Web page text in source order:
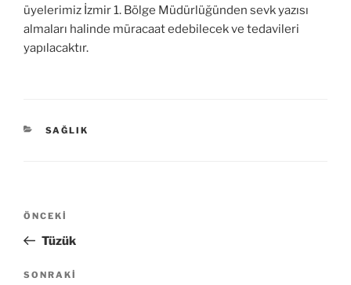
üyelerimiz İzmir 1. Bölge Müdürlüğünden sevk yazısı
almaları halinde müracaat edebilecek ve tedavileri
yapılacaktır.
KATEGORILER
SAĞLIK
Yazı
Önceki
Yazı
ÖNCEKI
Tüzük
Sonraki
SONRAKI